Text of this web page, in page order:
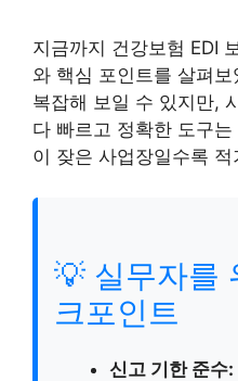
지금까지 건강보험 EDI
와 핵심 포인트를 살펴
복잡해 보일 수 있지만,
다 빠르고 정확한 도구
이 잦은 사업장일수록
💡 실무자를
크포인트
신고 기한 준수: